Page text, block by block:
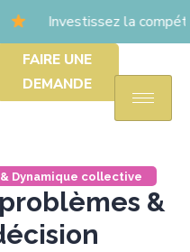
Investissez la
FAIRE UNE
DEMANDE
Dynamique collective
&